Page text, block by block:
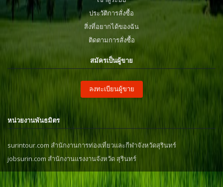
ประวัติการสั่งซื้อ
สิ่งที่อยากได้ของฉัน
ติดตามการสั่งซื้อ
สมัครเป็นผู้ขาย
ลงทะเบียนผู้ขาย
หน่วยงานพันธมิตร
surintour.com สำนักงานการท่องเที่ยวและกีฬาจังหวัดสุรินทร์
jobsurin.com สำนักงานแรงงานจังหวัด สุรินทร์